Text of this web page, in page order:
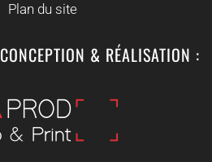
Plan du site
CONCEPTION & RÉALISATION :